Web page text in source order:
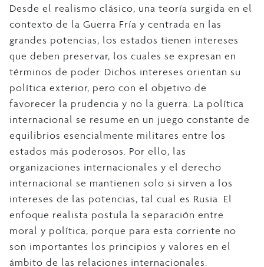
Desde el realismo clásico, una teoría surgida en el
contexto de la Guerra Fría y centrada en las
grandes potencias, los estados tienen intereses
que deben preservar, los cuales se expresan en
términos de poder. Dichos intereses orientan su
política exterior, pero con el objetivo de
favorecer la prudencia y no la guerra. La política
internacional se resume en un juego constante de
equilibrios esencialmente militares entre los
estados más poderosos. Por ello, las
organizaciones internacionales y el derecho
internacional se mantienen solo si sirven a los
intereses de las potencias, tal cual es Rusia. El
enfoque realista postula la separación entre
moral y política, porque para esta corriente no
son importantes los principios y valores en el
ámbito de las relaciones internacionales.